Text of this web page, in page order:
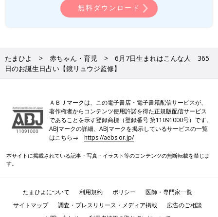
無料ダウンロード
たまひよ 赤ちゃん・育児
6月7日生まれはこんな人 365
日のお誕生日占い【鏡リュウジ監修】
ＡＢＪマークは、この電子書店・電子書籍配信サービスが、
著作権者からコンテンツ使用許諾を得た正規版配信サービス
であることを示す登録商標（登録番号 第11091000号）です。
ABJマークの詳細、ABJマークを掲示しているサービスの一覧
はこちら→https://aebs.or.jp/
本サイトに掲載されている記事・写真・イラスト等のコンテンツの無断転載を禁じま
す。
たまひよについて 利用規約 ポリシー
医師・専門家一覧
サイトマップ
調査・プレスリリース・メディア掲載
広告のご相談